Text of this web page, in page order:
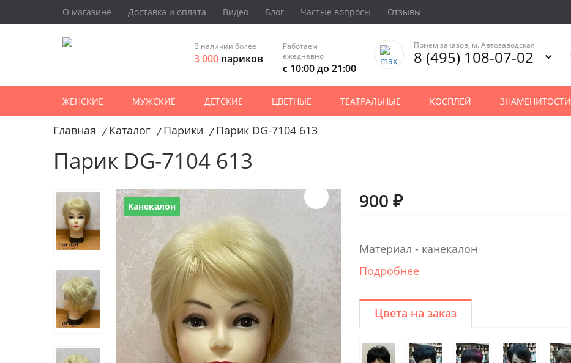
О магазине Доставка и оплата Видео Блог Частые вопросы Отзывы
В наличии более
3 000 париков
Работаем
ежедневно
с 10:00 до 21:00
Прием заказов, м. Автозаводская
8 (495) 108-07-02
ЖЕНСКИЕ МУЖСКИЕ ДЕТСКИЕ ЦВЕТНЫЕ ТЕАТРАЛЬНЫЕ КОСПЛЕЙ ЗНАМЕНИТОСТИ
Главная / Каталог / Парики / Парик DG-7104 613
Парик DG-7104 613
Канекалон 900 ₽
Материал - канекалон
Подробнее
Цвета на заказ